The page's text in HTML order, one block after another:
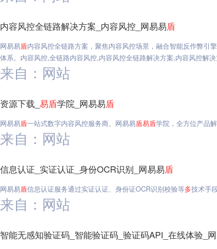
内容风控全链路解决方案_内容风控_网易易盾
网易易盾内容风控全链路方案，聚焦内容风控场景，融合智能反作弊引
体系。内容风控,全链路内容风控,内容风控全链路解决方案,内容风控解
来自：网站
资源下载_ 易盾学院_网易易盾
网易易盾一站式数字内容风控服务商。网易易盾易盾学院，全方位产品
来自：网站
信息认证_实证认证_身份OCR识别_网易易盾
网易易盾信息认证服务通过实证认证、身份证OCR识别校验等多技术手
来自：网站
智能无感知验证码_智能验证码_验证码API_在线体验_